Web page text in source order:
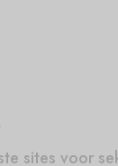
sites voor